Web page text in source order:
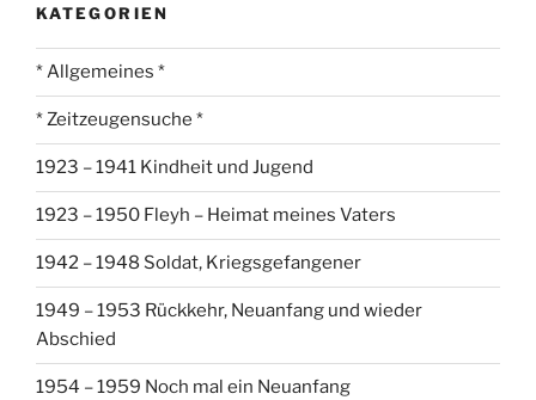
KATEGORIEN
* Allgemeines *
* Zeitzeugensuche *
1923 – 1941 Kindheit und Jugend
1923 – 1950 Fleyh – Heimat meines Vaters
1942 – 1948 Soldat, Kriegsgefangener
1949 – 1953 Rückkehr, Neuanfang und wieder
Abschied
1954 – 1959 Noch mal ein Neuanfang